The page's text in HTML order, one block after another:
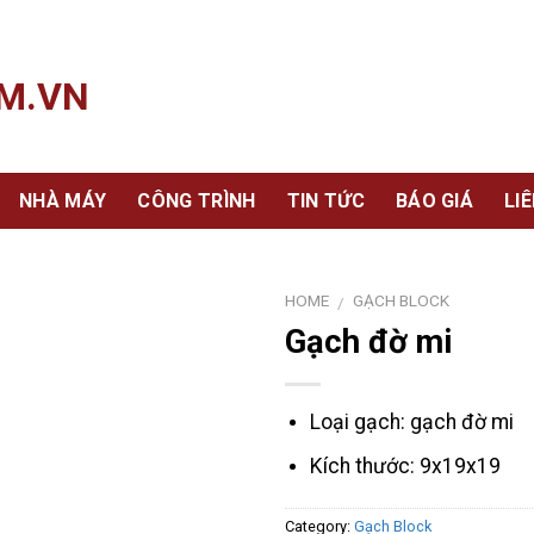
NHÀ MÁY CÔNG TRÌNH TIN TỨC BÁO GIÁ
HOME / GẠCH BLOCK
Gạch đờ mi
Loại gạch: gạch đờ mi
Kích thước: 9x19x19
Category: Gạch Block